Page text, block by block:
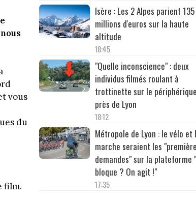
vous
du
film.
Isère : Les 2 Alpes parient 135
millions d'euros sur la haute
altitude
18:45
"Quelle inconscience" : deux
individus filmés roulant à
trottinette sur le périphérique
près de Lyon
18:12
Métropole de Lyon : le vélo et
marche seraient les
demandes" sur la plateforme
bloque ? On agit !"
17:35